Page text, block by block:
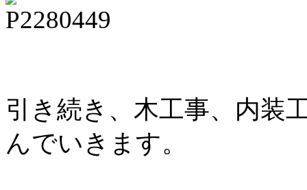
引き続き、木工事、内装
んでいきます。